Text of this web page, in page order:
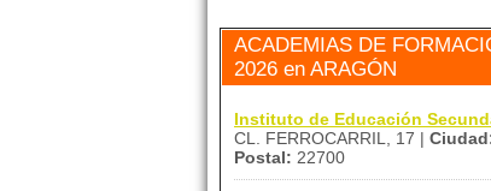
ACADEMIAS DE
2026 en ARAGÓN
Instituto de Educación
CL. FERROCARRIL, 17 |
Postal: 22700